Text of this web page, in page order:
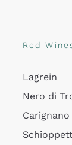
Red
Lagrein
Nero di